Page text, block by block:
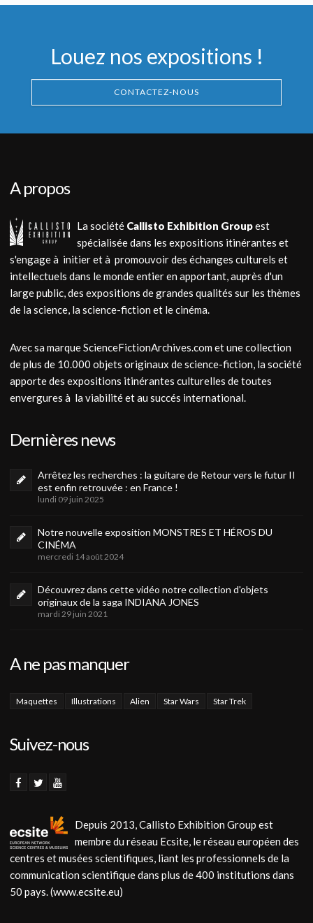
Louez nos expositions !
CONTACTEZ-NOUS
A propos
La société Callisto Exhibition Groupest
spécialisée dans les expositions itinérantes et
s'engage à initier et à promouvoir des échanges culturels et
intellectuels dans le monde entier en apportant, auprès d'un
large public, des expositions de grandes qualités sur les thèmes
de la science, la science-fiction et le cinéma.
Avec sa marque ScienceFictionArchives.com et une collection
de plus de 10.000 objets originaux de science-fiction, la société
apporte des expositions itinérantes culturelles de toutes
envergures à la viabilité et au succés international.
Dernières news
Arrêtez les recherches : la guitare de Retour vers le futur II
est enfin retrouvée : en France !
lundi 09 juin 2025
Notre nouvelle exposition MONSTRES ET HÉROS DU
CINÉMA
mercredi 14 août 2024
Découvrez dans cette vidéo notre collection d'objets
originaux de la saga INDIANA JONES
mardi 29 juin 2021
A ne pas manquer
Maquettes Illustrations Alien Star Wars Star Trek
Suivez-nous
Depuis 2013, Callisto Exhibition Group est
membre du réseau Ecsite, le réseau européen des
centres et musées scientifiques, liant les professionnels de la
communication scientifique dans plus de 400 institutions dans
50 pays. (www.ecsite.eu)